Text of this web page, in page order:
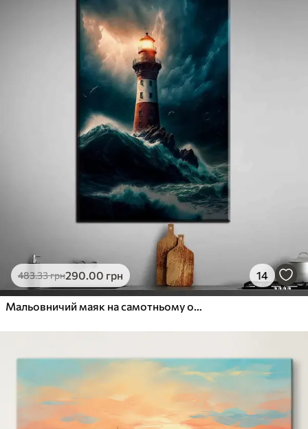
483.33грн290.00 грн 14
Мальовничий маяк на самотньому острові під час шторму